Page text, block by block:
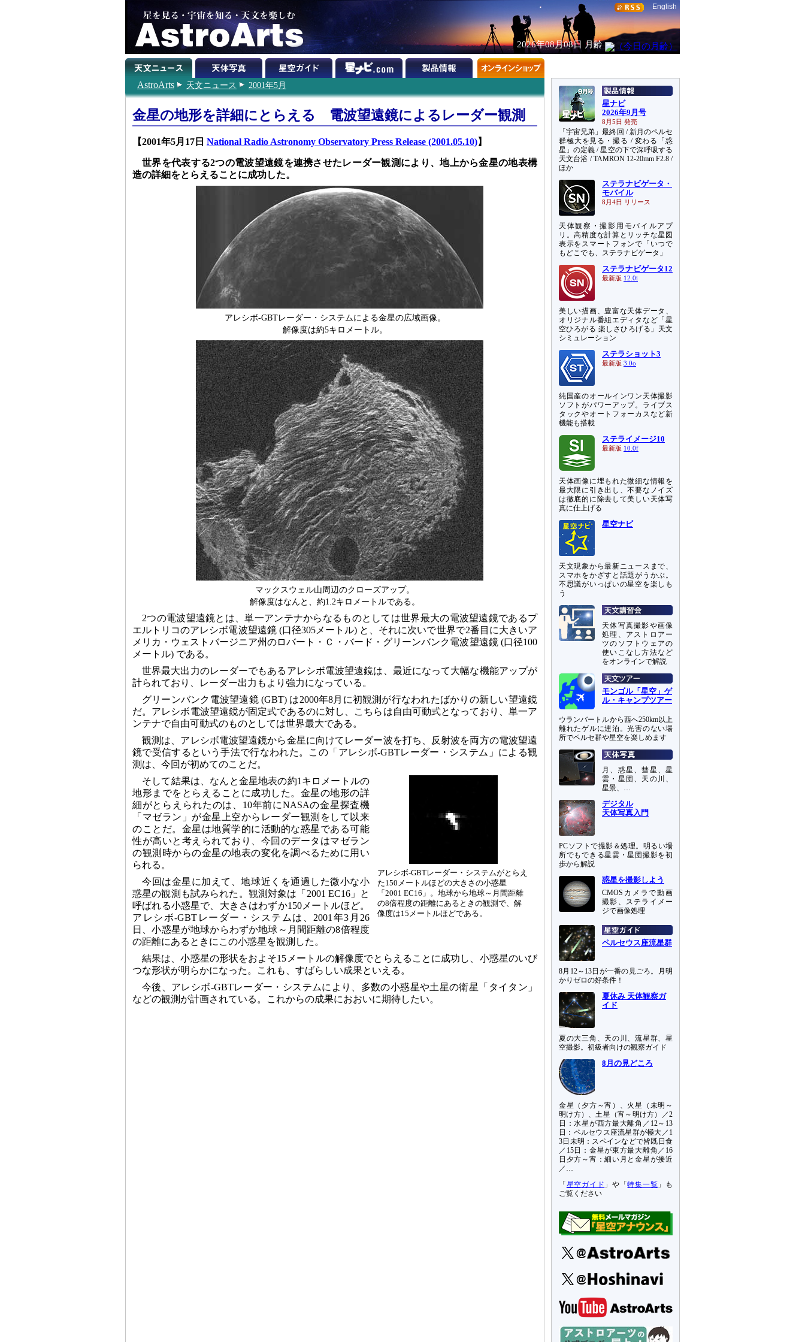
English
2026年08月08日 月齢
AstroArts 天文ニュース 2001年5月
金星の地形を詳細にとらえる 電波望遠鏡によるレーダー観測
【2001年5月17日 National Radio Astronomy Observatory Press Release (2001.05.10)】
世界を代表する2つの電波望遠鏡を連携させたレーダー観測により、地上から金星の地表構
造の詳細をとらえることに成功した。
アレシボ-GBTレーダー・システムによる金星の広域画像。
解像度は約5キロメートル。
マックスウェル山周辺のクローズアップ。
解像度はなんと、約1.2キロメートルである。
2つの電波望遠鏡とは、単一アンテナからなるものとしては世界最大の電波望遠鏡であるプ
エルトリコのアレシボ電波望遠鏡 (口径305メートル) と、それに次いで世界で2番目に大きいア
メリカ・ウェストバージニア州のロバート・Ｃ・バード・グリーンバンク電波望遠鏡 (口径100
メートル) である。
世界最大出力のレーダーでもあるアレシボ電波望遠鏡は、最近になって大幅な機能アップが
計られており、レーダー出力もより強力になっている。
グリーンバンク電波望遠鏡 (GBT) は2000年8月に初観測が行なわれたばかりの新しい望遠鏡
だ。アレシボ電波望遠鏡が固定式であるのに対し、こちらは自由可動式となっており、単一ア
ンテナで自由可動式のものとしては世界最大である。
観測は、アレシボ電波望遠鏡から金星に向けてレーダー波を打ち、反射波を両方の電波望遠
鏡で受信するという手法で行なわれた。この「アレシボ-GBTレーダー・システム」による観
測は、今回が初めてのことだ。
アレシボ-GBTレーダー・システムがとらえ
た150メートルほどの大きさの小惑星
「2001 EC16」。地球から地球～月間距離
の8倍程度の距離にあるときの観測で、解
像度は15メートルほどである。
そして結果は、なんと金星地表の約1キロメートルの
地形までをとらえることに成功した。金星の地形の詳
細がとらえられたのは、10年前にNASAの金星探査機
「マゼラン」が金星上空からレーダー観測をして以来
のことだ。金星は地質学的に活動的な惑星である可能
性が高いと考えられており、今回のデータはマゼラン
の観測時からの金星の地表の変化を調べるために用い
られる。
今回は金星に加えて、地球近くを通過した微小な小
惑星の観測も試みられた。観測対象は「2001 EC16」と
呼ばれる小惑星で、大きさはわずか150メートルほど。
アレシボ-GBTレーダー・システムは、2001年3月26
日、小惑星が地球からわずか地球～月間距離の8倍程度
の距離にあるときにこの小惑星を観測した。
結果は、小惑星の形状をおよそ15メートルの解像度でとらえることに成功し、小惑星のいび
つな形状が明らかになった。これも、すばらしい成果といえる。
今後、アレシボ-GBTレーダー・システムにより、多数の小惑星や土星の衛星「タイタン」
などの観測が計画されている。これからの成果におおいに期待したい。
星ナビ
2026年9月号
8月5日 発売
「宇宙兄弟」最終回 / 新月のペルセ
群極大を見る・撮る / 変わる「惑
星」の定義 / 星空の下で深呼吸する
天文台浴 / TAMRON 12-20mm F2.8 /
ほか
ステラナビゲータ・
モバイル
8月4日 リリース
天体観察・撮影用モバイルアプ
リ。高精度な計算とリッチな星図
表示をスマートフォンで「いつで
もどこでも、ステラナビゲータ」
ステラナビゲータ12
最新版 12.0i
美しい描画、豊富な天体データ、
オリジナル番組エディタなど「星
空ひろがる 楽しさひろげる」天文
シミュレーション
ステラショット3
最新版 3.0o
純国産のオールインワン天体撮影
ソフトがパワーアップ。ライブス
タックやオートフォーカスなど新
機能も搭載
ステライメージ10
最新版 10.0f
天体画像に埋もれた微細な情報を
最大限に引き出し、不要なノイズ
は徹底的に除去して美しい天体写
真に仕上げる
星空ナビ
天文現象から最新ニュースまで、
スマホをかざすと話題がうかぶ。
不思議がいっぱいの星空を楽しも
う
天体写真撮影や画像
処理、アストロアー
ツのソフトウェアの
使いこなし方法など
をオンラインで解説
モンゴル「星空」ゲ
ル・キャンプツアー
ウランバートルから西へ250km以上
離れたゲルに連泊。光害のない場
所でペルセ群や星空を楽しめます
月、惑星、彗星、星
雲・星団、天の川、
星景、…
デジタル
天体写真入門
PCソフトで撮影＆処理。明るい場
所でもできる星雲・星団撮影を初
歩から解説
惑星を撮影しよう
CMOSカメラで動画
撮影、ステライメー
ジで画像処理
ペルセウス座流星群
8月12～13日が一番の見ごろ。月明
かりゼロの好条件！
夏休み 天体観察ガ
イド
夏の大三角、天の川、流星群、星
空撮影。初級者向けの観察ガイド
8月の見どころ
金星（夕方～宵）、火星（未明～
明け方）、土星（宵～明け方）／2
日：水星が西方最大離角／12～13
日：ペルセウス座流星群が極大／1
3日未明：スペインなどで皆既日食
／15日：金星が東方最大離角／16
日夕方～宵：細い月と金星が接近
／…
「 星空ガイド 」や「特集一覧 」も
ご覧ください